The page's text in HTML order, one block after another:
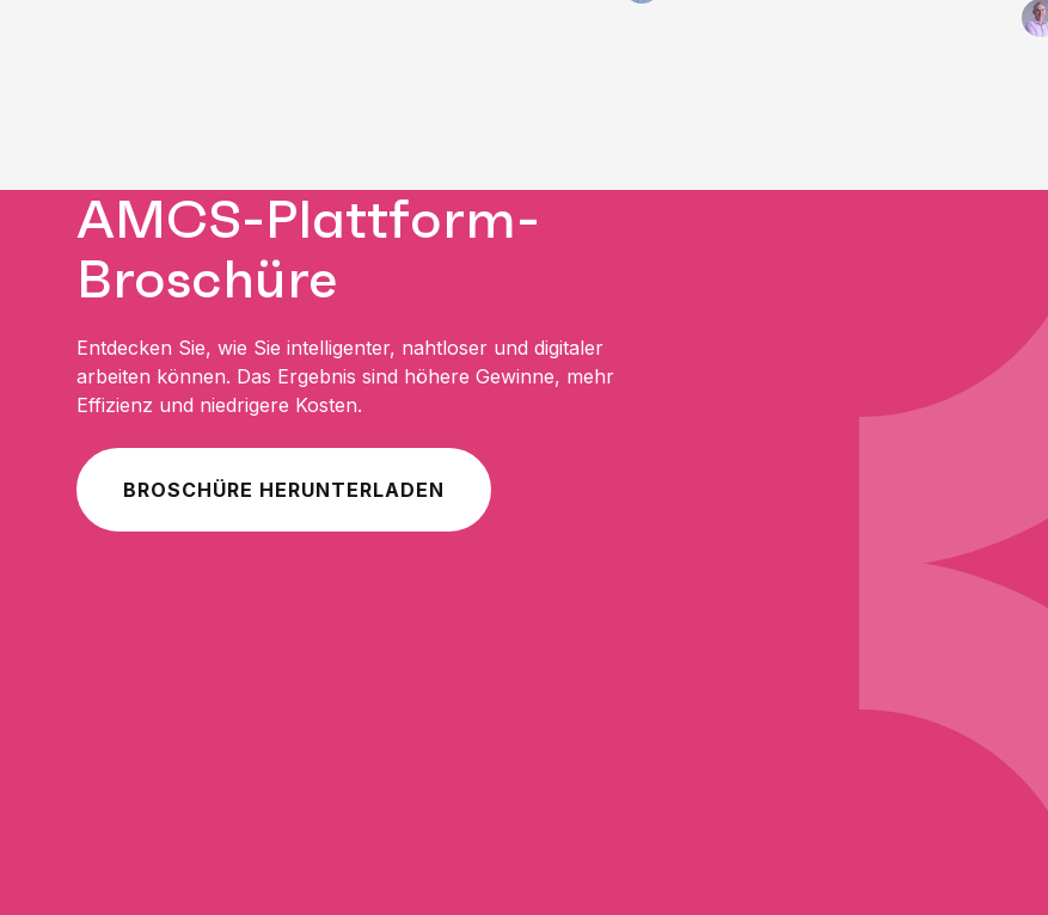
AMCS-Plattform-
Broschüre
Entdecken Sie, wie Sie intelligenter, nahtloser und digitaler
arbeiten können. Das Ergebnis sind höhere Gewinne, mehr
Effizienz und niedrigere Kosten.
BROSCHÜRE HERUNTERLADEN